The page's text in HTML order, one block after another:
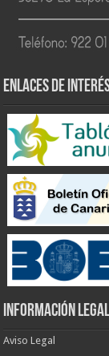
ENLACES DE
INFORMACIÓN
Aviso Legal